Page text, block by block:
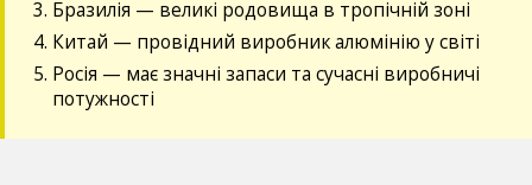
Бразилія — великі родовища в тропічній зоні
Китай — провідний виробник алюмінію у світі
Росія — має значні запаси та сучасні виробничі
потужності